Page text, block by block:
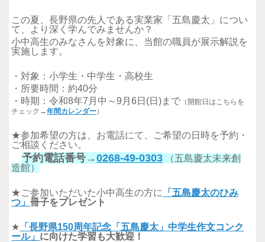
この夏、長野県の先人である実業家「五島慶太」につい
て、より深く学んでみませんか？
小中高生のみなさんを対象に、当館の職員が展示解説を
実施します。
・対象：小学生・中学生・高校生
・所要時間：約40分
・時期：令和8年7月中～9月6日(日)まで （開館日はこちらを
チェック→年間カレンダー）
★参加希望の方は、お電話にて、
ご希望の日時を予約・
ご相談ください。
予約電話番号→0268-49-0303
（五島慶太未来創
造館）
★ご参加いただいた小中高生の方に
「五島慶太のひみ
つ」冊子をプレゼント
★ 「長野県150周年記念「五島慶太」中学生作文コンク
ール」 に向けた学習も大歓迎！